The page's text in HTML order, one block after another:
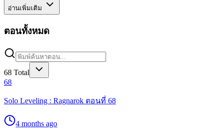
อ่านเพิ่มเติม
ตอนทั้งหมด
68 Total
68
Solo Leveling : Ragnarok ตอนที่ 68
4 months ago